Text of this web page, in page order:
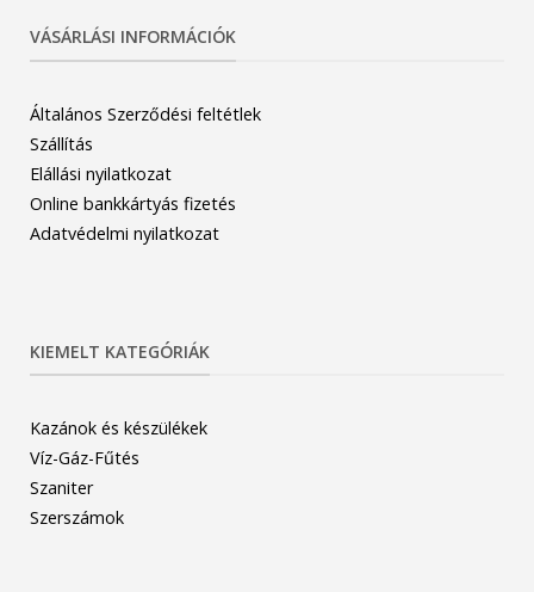
VÁSÁRLÁSI INFORMÁCIÓK
Általános Szerződési feltétlek
Szállítás
Elállási nyilatkozat
Online bankkártyás fizetés
Adatvédelmi nyilatkozat
KIEMELT KATEGÓRIÁK
Kazánok és készülékek
Víz-Gáz-Fűtés
Szaniter
Szerszámok